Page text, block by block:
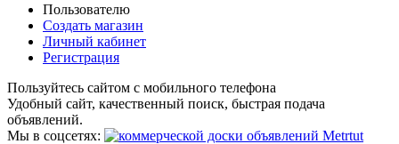
Пользователю
Создать магазин
Личный кабинет
Регистрация
Пользуйтесь сайтом с мобильного телефона
Удобный сайт, качественный поиск, быстрая подача
объявлений.
Мы в соцсетях: